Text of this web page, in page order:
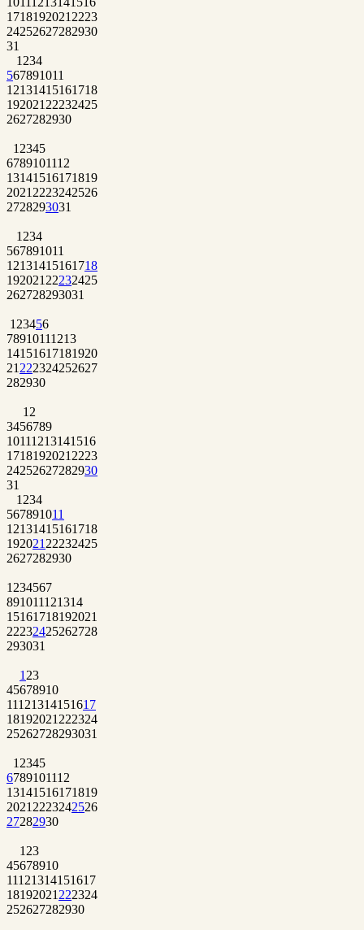
1718192021 2223
24252627282930
31
1 234
567891011
12131415161718
192021 22232425
2627282930
1 2345
6789101112
13141516171819
2021 2223242526
2728293031
1 234
567891011
12131415161718
192021 22232425
262728293031
1 23456
78910111213
14151617181920
21 222324252627
282930
1 2
3456789
10111213141516
1718192021 2223
24252627282930
31
1 234
567891011
12131415161718
192021 22232425
2627282930
1 234567
891011121314
15161718192021
22232425262728
293031
1 23
45678910
11121314151617
18192021 222324
25262728293031
1 2345
6789101112
13141516171819
2021 2223242526
27282930
1 23
45678910
11121314151617
18192021 222324
252627282930